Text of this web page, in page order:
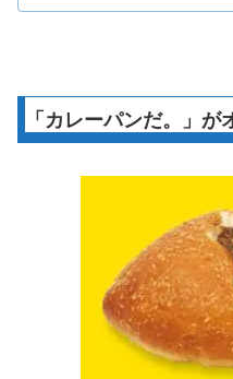
「カレーパンだ。」が